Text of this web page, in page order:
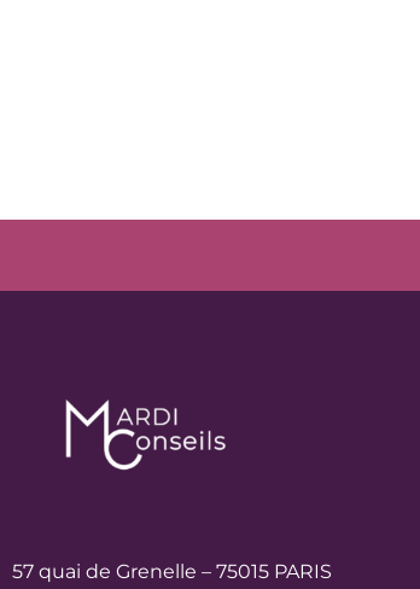
57 quai de Grenelle – 75015 PARIS